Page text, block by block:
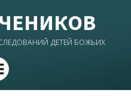
ДЕТЕЙ БОЖЬИХ